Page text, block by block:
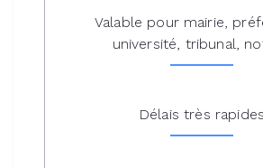
Valable pour mairie,
université, tribunal,
Délais très rapides